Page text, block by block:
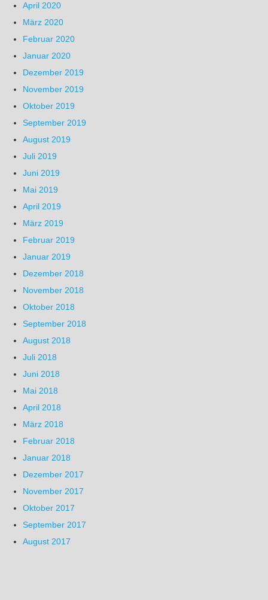
April 2020
März 2020
Februar 2020
Januar 2020
Dezember 2019
November 2019
Oktober 2019
September 2019
August 2019
Juli 2019
Juni 2019
Mai 2019
April 2019
März 2019
Februar 2019
Januar 2019
Dezember 2018
November 2018
Oktober 2018
September 2018
August 2018
Juli 2018
Juni 2018
Mai 2018
April 2018
März 2018
Februar 2018
Januar 2018
Dezember 2017
November 2017
Oktober 2017
September 2017
August 2017